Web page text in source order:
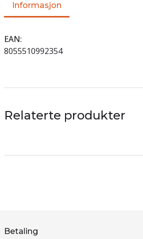
Informasjon
EAN
8055510992354
Relaterte produkter
Betaling